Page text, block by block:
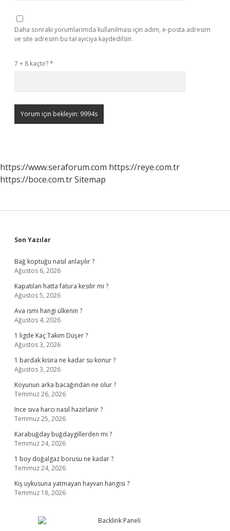
Daha sonraki yorumlarımda kullanılması için adım, e-posta adresim
ve site adresim bu tarayıcıya kaydedilsin.
7 + 8 kaçtır?*
https://www.seraforum.com https://reye.com.tr
https://boce.com.trSitemap
Sidebar
Son Yazılar
Bağ koptuğu nasıl anlaşılır ?
Ağustos 6, 2026
Kapatılan hatta fatura kesilir mi ?
Ağustos 5, 2026
Ava ismi hangi ülkenin ?
Ağustos 4, 2026
1 ligde Kaç Takim Düşer ?
Ağustos 3, 2026
1 bardak kisira ne kadar su konur ?
Ağustos 3, 2026
Koyunun arka bacağından ne olur ?
Temmuz 26, 2026
Ince sıva harcı nasıl hazirlanir ?
Temmuz 25, 2026
Karabuğday buğdaygillerden mi ?
Temmuz 24, 2026
1 boy doğalgaz borusu ne kadar ?
Temmuz 24, 2026
Kış uykusuna yatmayan hayvan hangisi ?
Temmuz 18, 2026